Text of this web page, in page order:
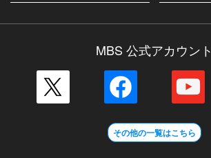
MBS 公式アカウント
その他の一覧はこちら